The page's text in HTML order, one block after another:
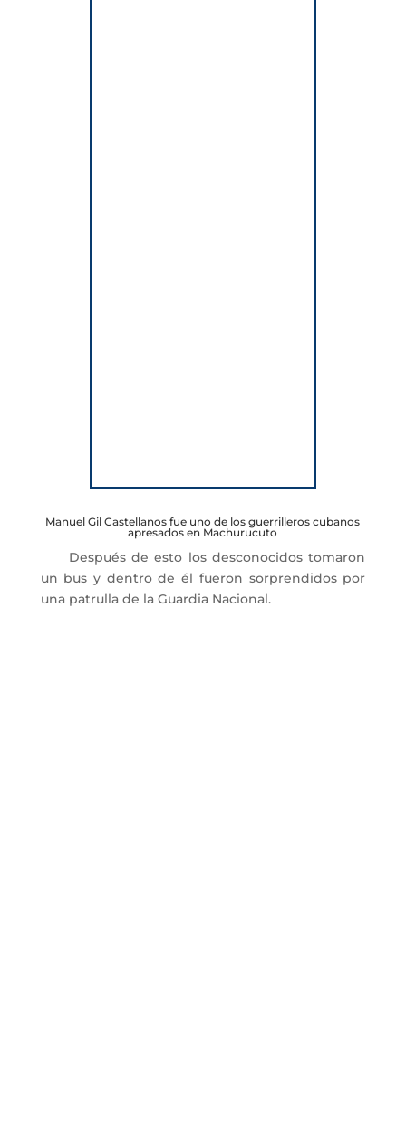
Manuel Gil Castellanos fue uno de los guerrilleros cubanos
apresados en Machurucuto
Después de esto los desconocidos tomaron
un bus y dentro de él fueron sorprendidos por
una patrulla de la Guardia Nacional.